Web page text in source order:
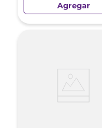
Agregar